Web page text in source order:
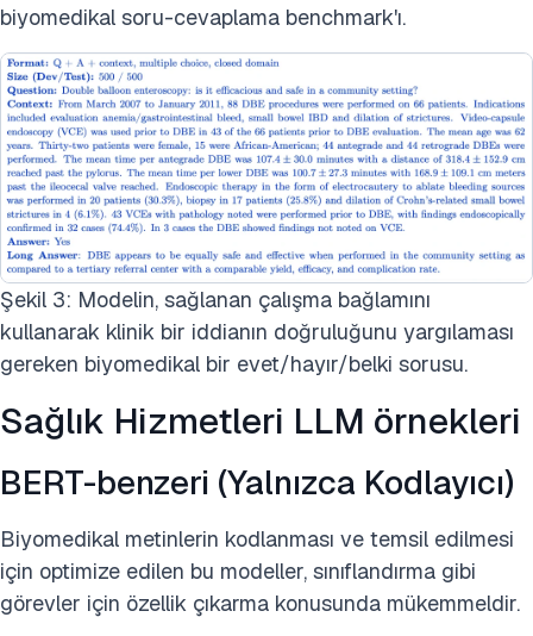
biyomedikal soru-cevaplama benchmark'ı.
Şekil 3: Modelin, sağlanan çalışma bağlamını
kullanarak klinik bir iddianın doğruluğunu yargılaması
gereken biyomedikal bir evet/hayır/belki sorusu.
Sağlık Hizmetleri LLM örnekleri
BERT-benzeri (Yalnızca Kodlayıcı)
Biyomedikal metinlerin kodlanması ve temsil edilmesi
için optimize edilen bu modeller, sınıflandırma gibi
görevler için özellik çıkarma konusunda mükemmeldir.